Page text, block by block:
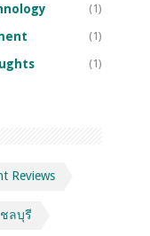
(1)
(1)
(1)
Reviews
ชลบุรี